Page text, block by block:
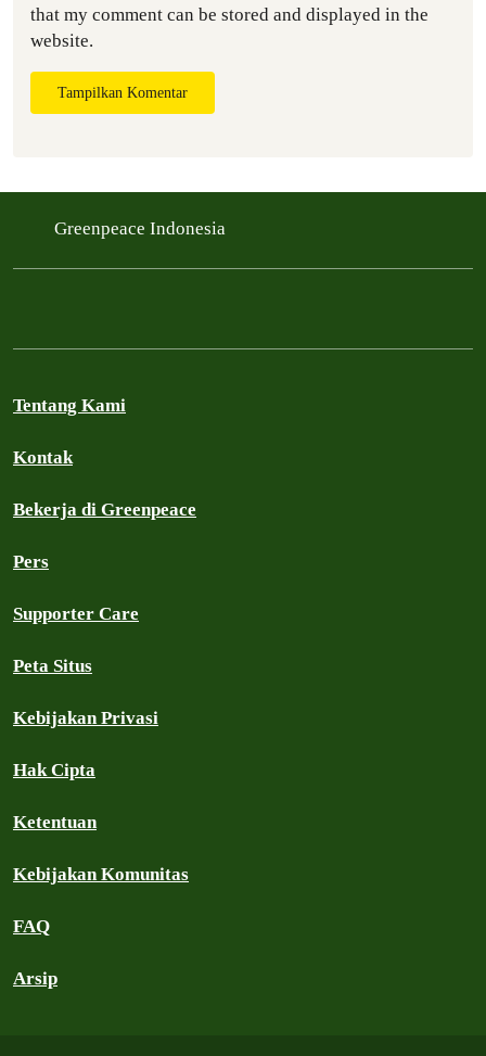
that my comment can be stored and displayed in the
website.
Tampilkan Komentar
Greenpeace Indonesia
Tentang Kami
Kontak
Bekerja di Greenpeace
Pers
Supporter Care
Peta Situs
Kebijakan Privasi
Hak Cipta
Ketentuan
Kebijakan Komunitas
FAQ
Arsip